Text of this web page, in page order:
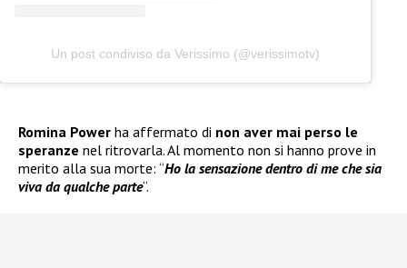
Un post condiviso da Verissimo (@verissimotv)
Romina Power ha affermato di non aver mai perso le
speranze nel ritrovarla. Al momento non si hanno prove in
merito alla sua morte: “Ho la sensazione dentro di me che sia
viva da qualche parte“.